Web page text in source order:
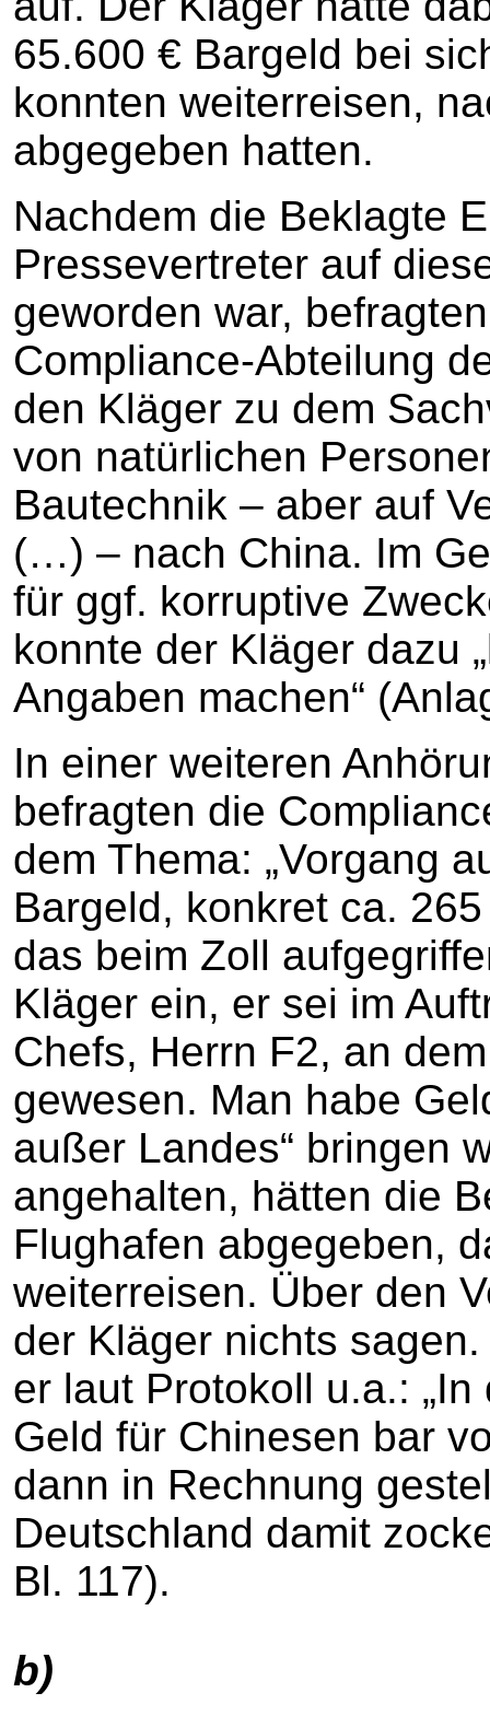
65.600 € Bargeld bei
konnten weiterreisen,
abgegeben hatten.
Nachdem die Beklagte
Pressevertreter auf
geworden war,
Compliance-Abteilung
den Kläger zu dem
von natürlichen
Bautechnik – aber auf
(…) – nach China. Im
für ggf. korruptive
konnte der Kläger dazu
Angaben machen“
In einer weiteren
befragten die
dem Thema: „Vorgang
Bargeld, konkret ca.
das beim Zoll
Kläger ein, er sei im
Chefs, Herrn F2, an
gewesen. Man habe
außer Landes“ bringen
angehalten, hätten die
Flughafen abgegeben,
weiterreisen. Über den
der Kläger nichts
er laut Protokoll u.a.:
Geld für Chinesen bar
dann in Rechnung
Deutschland damit
Bl. 117).
b)